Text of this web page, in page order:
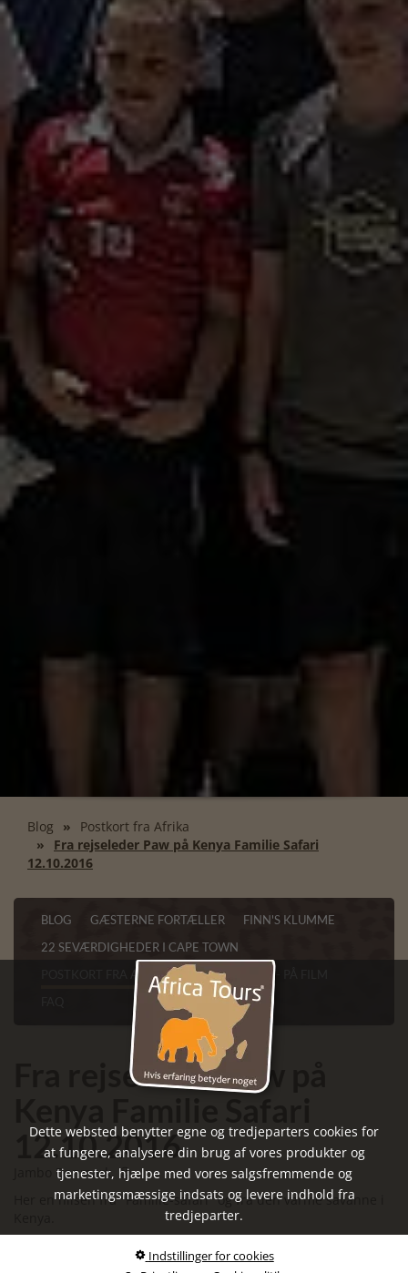
Blog
Postkort fra Afrika
Fra rejseleder Paw på Kenya Familie Safari
12.10.2016
BLOG GÆSTERNE FORTÆLLER
FINN'S KLUMME
22 SEVÆRDIGHEDER I CAPE TOWN
POSTKORT FRA AFRIKA
VORES AFRIKA - PÅ FILM
Fra rejseleder Paw på
12.10.2016
Jambo Danmark. 😊
Her en hilsen fra "Familie-safari" og fra den varme savanne i
Lige nu sidder jeg og nyder udsigten over Marafloden. Vi har
netop indtaget en skøn og velfortjent frokost. Nogle af
Dette websted benytter egne og tredjeparters cookies for
at fungere, analysere din brug af vores produkter og
tjenester, hjælpe med vores salgsfremmende og
marketingsmæssige indsats og levere indhold fra
tredjeparter.
Indstillinger for cookies